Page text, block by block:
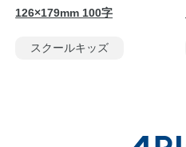
126×179mm 100字
スクールキッズ